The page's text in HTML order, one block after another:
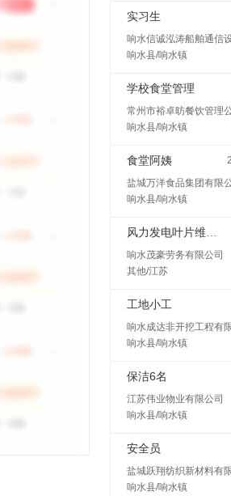
实习生
响水信诚泓涛船舶通信
响水县/响水镇
学校食堂管理
常州市裕卓昉餐饮管理
响水县/响水镇
食堂阿姨
盐城万洋食品集团有限
响水县/响水镇
响水茂豪劳务有限公司
其他/江苏
工地小工
响水成达非开挖工程有
响水县/响水镇
保洁6名
江苏伟业物业有限公司
响水县/响水镇
安全员
盐城跃翔纺织新材料有
响水县/响水镇